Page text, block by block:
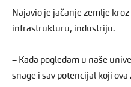
Najavio je jačanje zemlje
infrastrukturu, industriju.
– Kada pogledam u naše
snage i sav potencijal koji